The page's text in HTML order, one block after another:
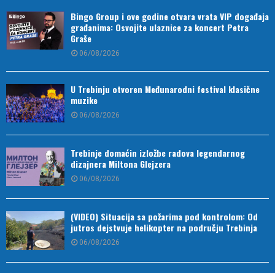
Bingo Group i ove godine otvara vrata VIP događaja
građanima: Osvojite ulaznice za koncert Petra
Graše
06/08/2026
U Trebinju otvoren Međunarodni festival klasične
muzike
06/08/2026
Trebinje domaćin izložbe radova legendarnog
dizajnera Miltona Glejzera
06/08/2026
(VIDEO) Situacija sa požarima pod kontrolom: Od
jutros dejstvuje helikopter na području Trebinja
06/08/2026